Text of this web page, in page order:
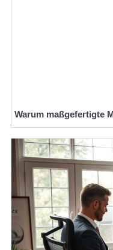
Warum maßgefertigte